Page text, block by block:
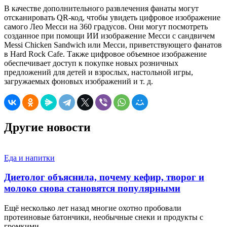
В качестве дополнительного развлечения фанаты могут
отсканировать QR-код, чтобы увидеть цифровое изображение
самого Лео Месси на 360 градусов. Они могут посмотреть
созданное при помощи ИИ изображение Месси с сандвичем
Messi Chicken Sandwich или Месси, приветствующего фанатов
в Hard Rock Cafe. Также цифровое объемное изображение
обеспечивает доступ к покупке новых розничных
предложений для детей и взрослых, настольной игры,
загружаемых фоновых изображений и т. д.
Другие новости
Еда и напитки
Диетолог объяснила, почему кефир, творог и
молоко снова становятся популярными
Ещё несколько лет назад многие охотно пробовали
протеиновые батончики, необычные снеки и продукты с